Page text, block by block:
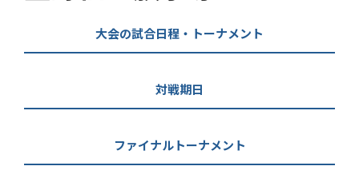
大会の試合日程・トーナメント
対戦期日
ファイナルトーナメント